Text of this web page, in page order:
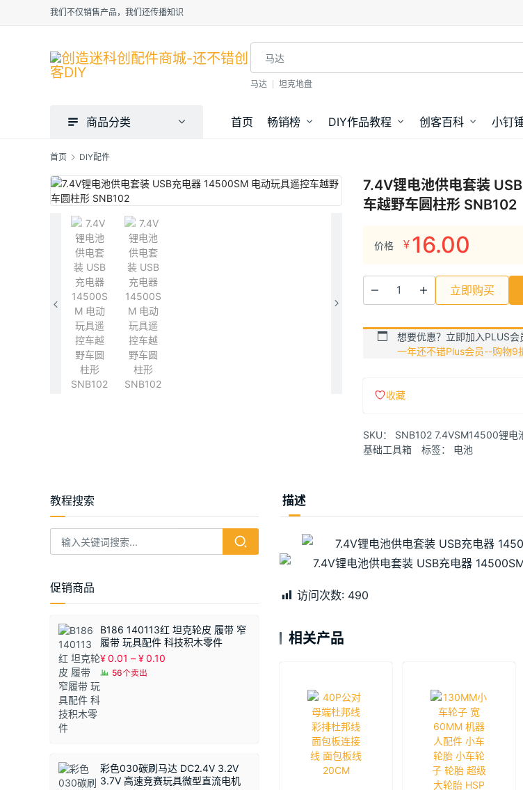
我们不仅销售产品，我们还传播知识
马达 坦克地盘
商品分类 首页 畅销榜 DIY作品教程 创客百科 小钉
首页 DIY配件
7.4V锂电池供电套装
车越野车圆柱形 SNB102
价格 ¥ 16.00
立即购买
想要优惠？立即加入PLUS
一年还不错Plus会员--购物9
收藏
SKU： SNB102 7.4VSM14500锂电
基础工具箱
标签： 电池
描述
访问次数: 490
相关产品
教程搜索
促销商品
B186 140113红 坦克轮皮 履带 窄
履带 玩具配件 科技积木零件
¥0.01 – ¥0.10
56个卖出
彩色030碳刷马达 DC2.4V 3.2V
3.7V 高速竞赛玩具微型直流电机